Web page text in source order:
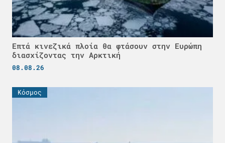
Επτά κινεζικά πλοία θα φτάσουν στην Ευρώπη
διασχίζοντας την Αρκτική
08.08.26
Κόσμος